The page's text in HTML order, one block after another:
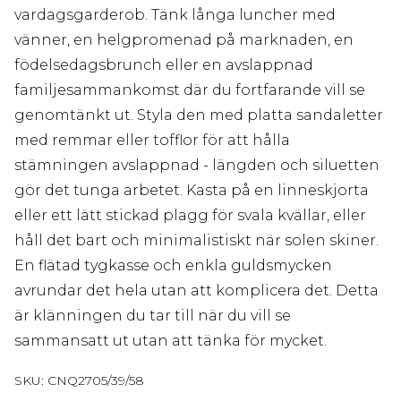
vardagsgarderob. Tänk långa luncher med
vänner, en helgpromenad på marknaden, en
födelsedagsbrunch eller en avslappnad
familjesammankomst där du fortfarande vill se
genomtänkt ut. Styla den med platta sandaletter
med remmar eller tofflor för att hålla
stämningen avslappnad - längden och siluetten
gör det tunga arbetet. Kasta på en linneskjorta
eller ett lätt stickad plagg för svala kvällar, eller
håll det bart och minimalistiskt när solen skiner.
En flätad tygkasse och enkla guldsmycken
avrundar det hela utan att komplicera det. Detta
är klänningen du tar till när du vill se
sammansatt ut utan att tänka för mycket.
SKU: CNQ2705/39/58